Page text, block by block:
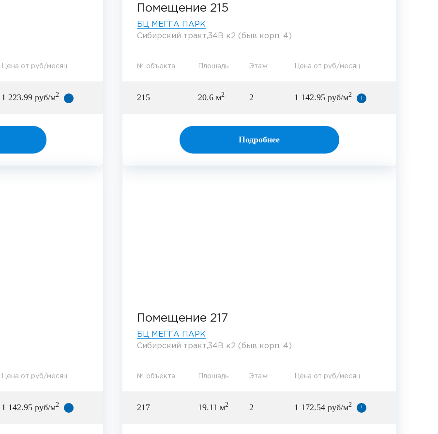
Цена от руб/месяц
1 223.99 руб/м2 !
Помещение 215
БЦ МЕГГА ПАРК
Сибирский тракт,34В к2 (быв корп. 4)
№ объекта Площадь Этаж Цена от руб/месяц
215 20.6 м2 2 1 142.95 руб/м2 !
Подробнее
Цена от руб/месяц
1 142.95 руб/м2 !
Помещение 217
БЦ МЕГГА ПАРК
Сибирский тракт,34В к2 (быв корп. 4)
№ объекта Площадь Этаж Цена от руб/месяц
217 19.11 м2 2 1 172.54 руб/м2 !